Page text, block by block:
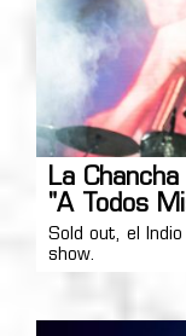
La
"A Todos
Sold out, el
show.